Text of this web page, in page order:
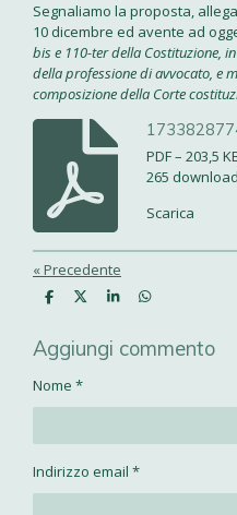
Segnaliamo la proposta,
10 dicembre ed avente ad
bis e 110-ter della Costituzione,
della professione di avvocato, e
composizione della Corte
PDF – 203,5
265 download
Scarica
«Precedente
C
d
i
i
C
d
i
i
C
d
i
C
d
i
Aggiungi commento
Nome *
Indirizzo email *